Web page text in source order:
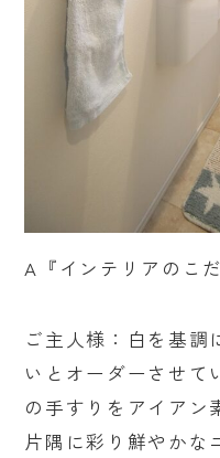
A『インテリアのこだ
ご主人様：白を基調
いとオーダーさせて
の手すりをアイアン
片隅に彩り鮮やかな